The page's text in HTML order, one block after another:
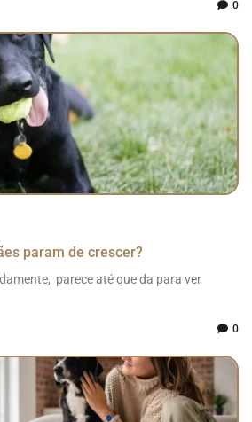
0
param de crescer?
parece até que da para ver
0